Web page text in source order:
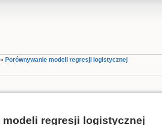
» Porównywanie modeli regresji logistycznej
modeli regresji logistycznej